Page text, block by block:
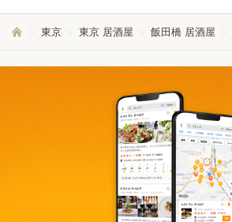
東京 東京 居酒屋 飯田橋 居酒屋